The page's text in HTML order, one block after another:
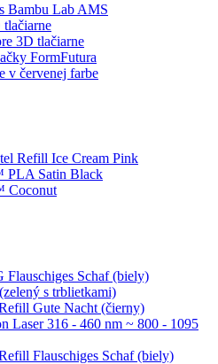
Bambu Lab AMS
tlačiarne
3D tlačiarne
FormFutura
v červenej farbe
Refill Ice Cream Pink
PLA Satin Black
Coconut
Schaf (biely)
s trblietkami)
Gute Nacht (čierny)
Laser 316 - 460 nm ~ 800 - 1095
Flauschiges Schaf (biely)